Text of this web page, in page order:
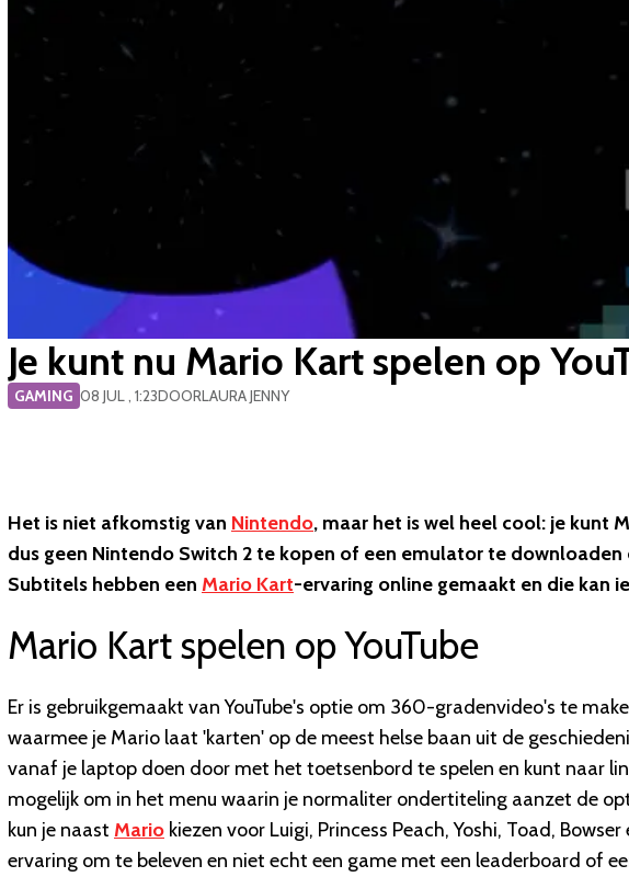
Je kunt nu Mario Kart spelen op
GAMING 08 JUL , 1:23DOORLAURA JENNY
Het is niet afkomstig van Nintendo, maar het is wel heel cool: je kunt
dus geen Nintendo Switch 2 te kopen of een emulator te
Subtitels hebben een Mario Kart-ervaring online gemaakt en die kan
Mario Kart spelen op YouTube
Er is gebruikgemaakt van YouTube's optie om 360-gradenvideo's te
waarmee je Mario laat 'karten' op de meest helse baan uit de
vanaf je laptop doen door met het toetsenbord te spelen en kunt naar
mogelijk om in het menu waarin je normaliter ondertiteling aanzet de
kun je naast Mario kiezen voor Luigi, Princess Peach, Yoshi, Toad,
ervaring om te beleven en niet echt een game met een leaderboard of